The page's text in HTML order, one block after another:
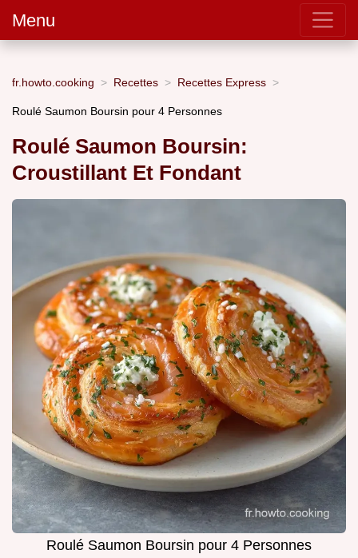
Menu
fr.howto.cooking Recettes Recettes Express
Roulé Saumon Boursin pour 4 Personnes
Roulé Saumon Boursin:
Croustillant Et Fondant
Roulé Saumon Boursin pour 4 Personnes